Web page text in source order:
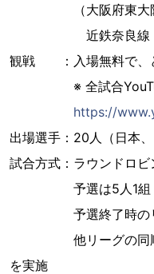
（大阪府東大阪市
近鉄奈良線「八戸
観戦 ：入場無料で、ど
※ 全試合YouTube
https://
出場選手：20人（日本
試合方式：ラウンドロビ
予選は5人1組（4
予選終了時のリー
他リーグの同順位
を実施